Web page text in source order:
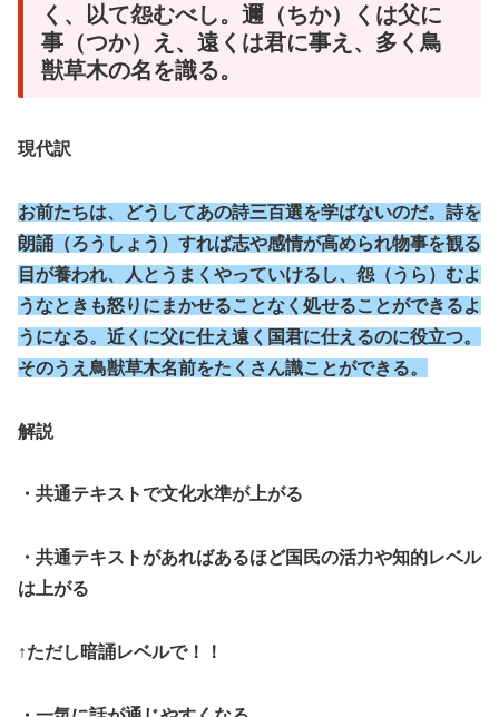
く、以て怨むべし。邇（ちか）くは父に
事（つか）え、遠くは君に事え、多く鳥
獣草木の名を識る。
現代訳
お前たちは、どうしてあの詩三百選を学ばないのだ。詩を
朗誦（ろうしょう）すれば志や感情が高められ物事を観る
目が養われ、人とうまくやっていけるし、怨（うら）むよ
うなときも怒りにまかせることなく処せることができるよ
うになる。近くに父に仕え遠く国君に仕えるのに役立つ。
そのうえ鳥獣草木名前をたくさん識ことができる。
解説
・共通テキストで文化水準が上がる
・共通テキストがあればあるほど国民の活力や知的レベル
は上がる
↑ただし暗誦レベルで！！